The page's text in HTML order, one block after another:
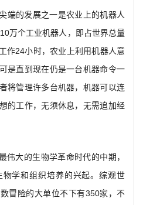
端的发展之一是农业上的机器人
万个工业机器人，即占世界总量
作24小时，农业上利用机器人意
是直到现在仍是一台机器命令一
将管理许多台机器，机器可以连
的工作，无须休息，无需追加经
伟大的生物学革命时代的中期，
学和组织培养的兴起。综观世
冒险的大单位不下有350家，不